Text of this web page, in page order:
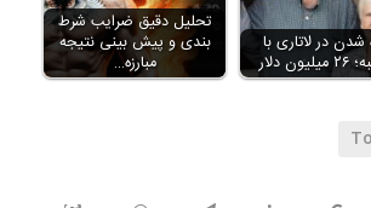
تحلیل دقیق ضرایب شرط
بندی و پیش بینی نتیجه
مبارزه…
شدن در لاتاری با
دلار